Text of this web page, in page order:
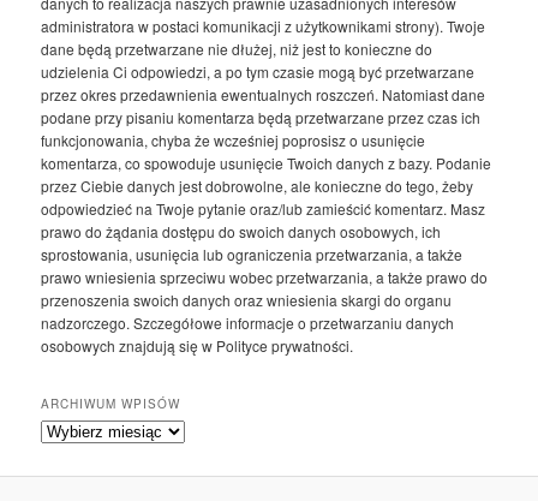
administratora w postaci komunikacji z użytkownikami strony). Twoje
dane będą przetwarzane nie dłużej, niż jest to konieczne do
udzielenia Ci odpowiedzi, a po tym czasie mogą być przetwarzane
przez okres przedawnienia ewentualnych roszczeń. Natomiast dane
podane przy pisaniu komentarza będą przetwarzane przez czas ich
funkcjonowania, chyba że wcześniej poprosisz o usunięcie
komentarza, co spowoduje usunięcie Twoich danych z bazy. Podanie
przez Ciebie danych jest dobrowolne, ale konieczne do tego, żeby
odpowiedzieć na Twoje pytanie oraz/lub zamieścić komentarz. Masz
prawo do żądania dostępu do swoich danych osobowych, ich
sprostowania, usunięcia lub ograniczenia przetwarzania, a także
prawo wniesienia sprzeciwu wobec przetwarzania, a także prawo do
przenoszenia swoich danych oraz wniesienia skargi do organu
nadzorczego. Szczegółowe informacje o przetwarzaniu danych
osobowych znajdują się w Polityce prywatności.
ARCHIWUM WPISÓW
Archiwum